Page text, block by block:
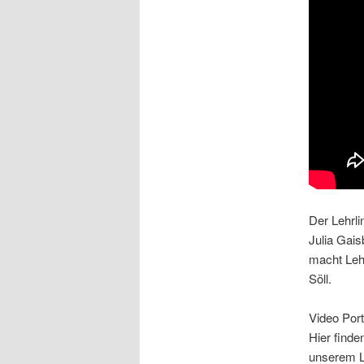
Der
Julia
macht
Söll.
Video
Hier
unserem